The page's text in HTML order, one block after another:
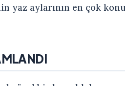
yaz aylarının en çok